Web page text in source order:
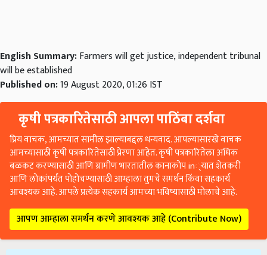
English Summary:Farmers will get justice, independent tribunal
will be established
Published on:19 August 2020, 01:26 IST
कृषी पत्रकारितेसाठी आपला पाठिंबा दर्शवा
प्रिय वाचक, आमच्यात सामील झाल्याबद्दल धन्यवाद. आपल्यासारखे वाचक
आमच्यासाठी कृषी पत्रकारितेसाठी प्रेरणा आहेत. कृषी पत्रकारितेला अधिक
बळकट करण्यासाठी आणि ग्रामीण भारतातील कानाकोप in्यात शेतकरी
आणि लोकांपर्यंत पोहोचण्यासाठी आम्हाला तुमचे समर्थन किंवा सहकार्य
आवश्यक आहे. आपले प्रत्येक सहकार्य आमच्या भविष्यासाठी मोलाचे आहे.
आपण आम्हाला समर्थन करणे आवश्यक आहे (Contribute Now)